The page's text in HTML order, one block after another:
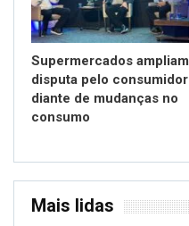
Supermercados ampliam
disputa pelo consumidor
diante de mudanças no
consumo
Mais lidas